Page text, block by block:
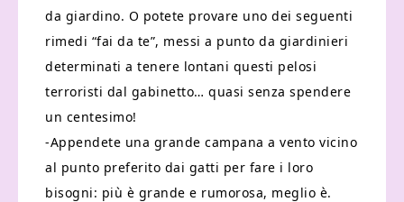
da giardino. O potete provare uno dei seguenti
rimedi “fai da te”, messi a punto da giardinieri
determinati a tenere lontani questi pelosi
terroristi dal gabinetto… quasi senza spendere
un centesimo!
-Appendete una grande campana a vento vicino
al punto preferito dai gatti per fare i loro
bisogni: più è grande e rumorosa, meglio è.